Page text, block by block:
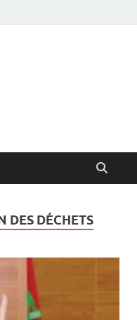
DES DÉCHETS